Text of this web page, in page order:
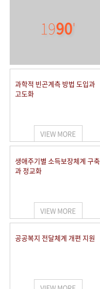
1990'
과학적 빈곤계측 방법 도입과
고도화
VIEW MORE
생애주기별 소득보장체계 구축
과 정교화
VIEW MORE
공공복지 전달체계 개편 지원